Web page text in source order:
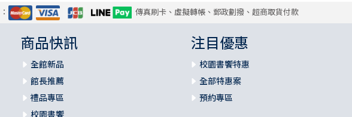
傳真刷卡、虛擬轉帳、郵政劃撥、超商取貨付款
商品快訊
全館新品
館長推薦
禮品專區
校園書饗
注目優惠
校園書饗特惠
全部特惠案
預約專區